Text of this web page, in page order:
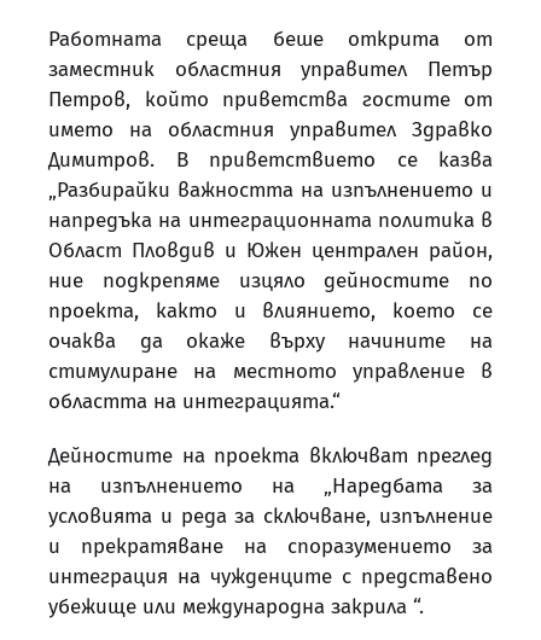
Работната среща беше открита от
заместник областния управител Петър
Петров, който приветства гостите от
името на областния управител Здравко
Димитров. В приветствието се казва
„Разбирайки важността на изпълнението и
напредъка на интеграционната политика в
Област Пловдив и Южен централен район,
ние подкрепяме изцяло дейностите по
проекта, както и влиянието, което се
очаква да окаже върху начините на
стимулиране на местното управление в
областта на интеграцията.“
Дейностите на проекта включват преглед
на изпълнението на „Наредбата за
условията и реда за сключване, изпълнение
и прекратяване на споразумението за
интеграция на чужденците с представено
убежище или международна закрила “.